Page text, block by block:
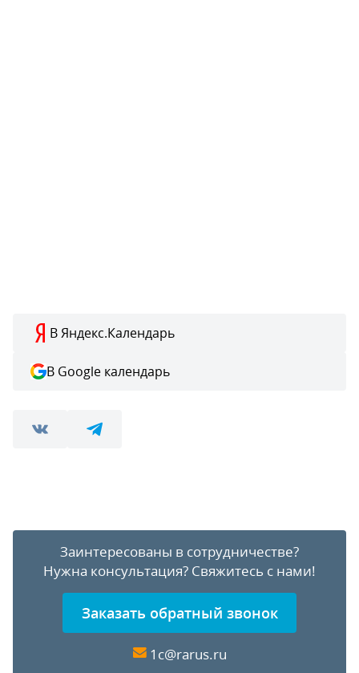
В Яндекс.Календарь
В Google календарь
Заинтересованы в сотрудничестве?
Нужна консультация? Свяжитесь с нами!
Заказать обратный звонок
1c@rarus.ru